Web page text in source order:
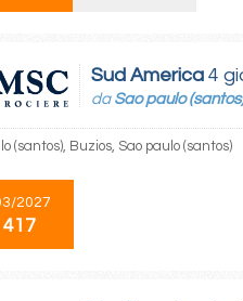
Sud America 4
da Sao paulo
(santos), Buzios, Sao paulo (santos)
2027